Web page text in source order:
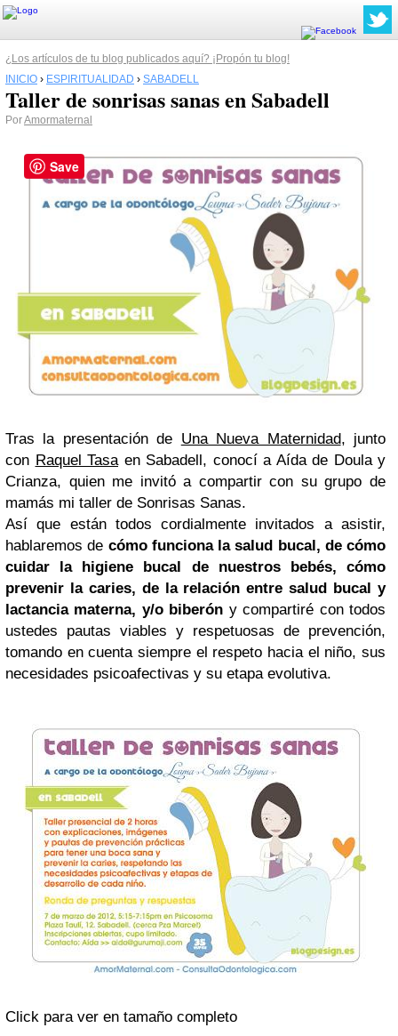
¿Los artículos de tu blog publicados aquí? ¡Propón tu blog!
INICIO › ESPIRITUALIDAD › SABADELL
Taller de sonrisas sanas en Sabadell
PorAmormaternal
Tras la presentación de Una Nueva Maternidad, junto
con Raquel Tasa en Sabadell, conocí a Aída de Doula y
Crianza, quien me invitó a compartir con su grupo de
mamás mi taller de Sonrisas Sanas.
Así que están todos cordialmente invitados a asistir,
hablaremos de cómo funciona la salud bucal, de cómo
cuidar la higiene bucal de nuestros bebés, cómo
prevenir la caries, de la relación entre salud bucal y
lactancia materna, y/o biberón y compartiré con todos
ustedes pautas viables y respetuosas de prevención,
tomando en cuenta siempre el respeto hacia el niño, sus
necesidades psicoafectivas y su etapa evolutiva.
Click para ver en tamaño completo
Save